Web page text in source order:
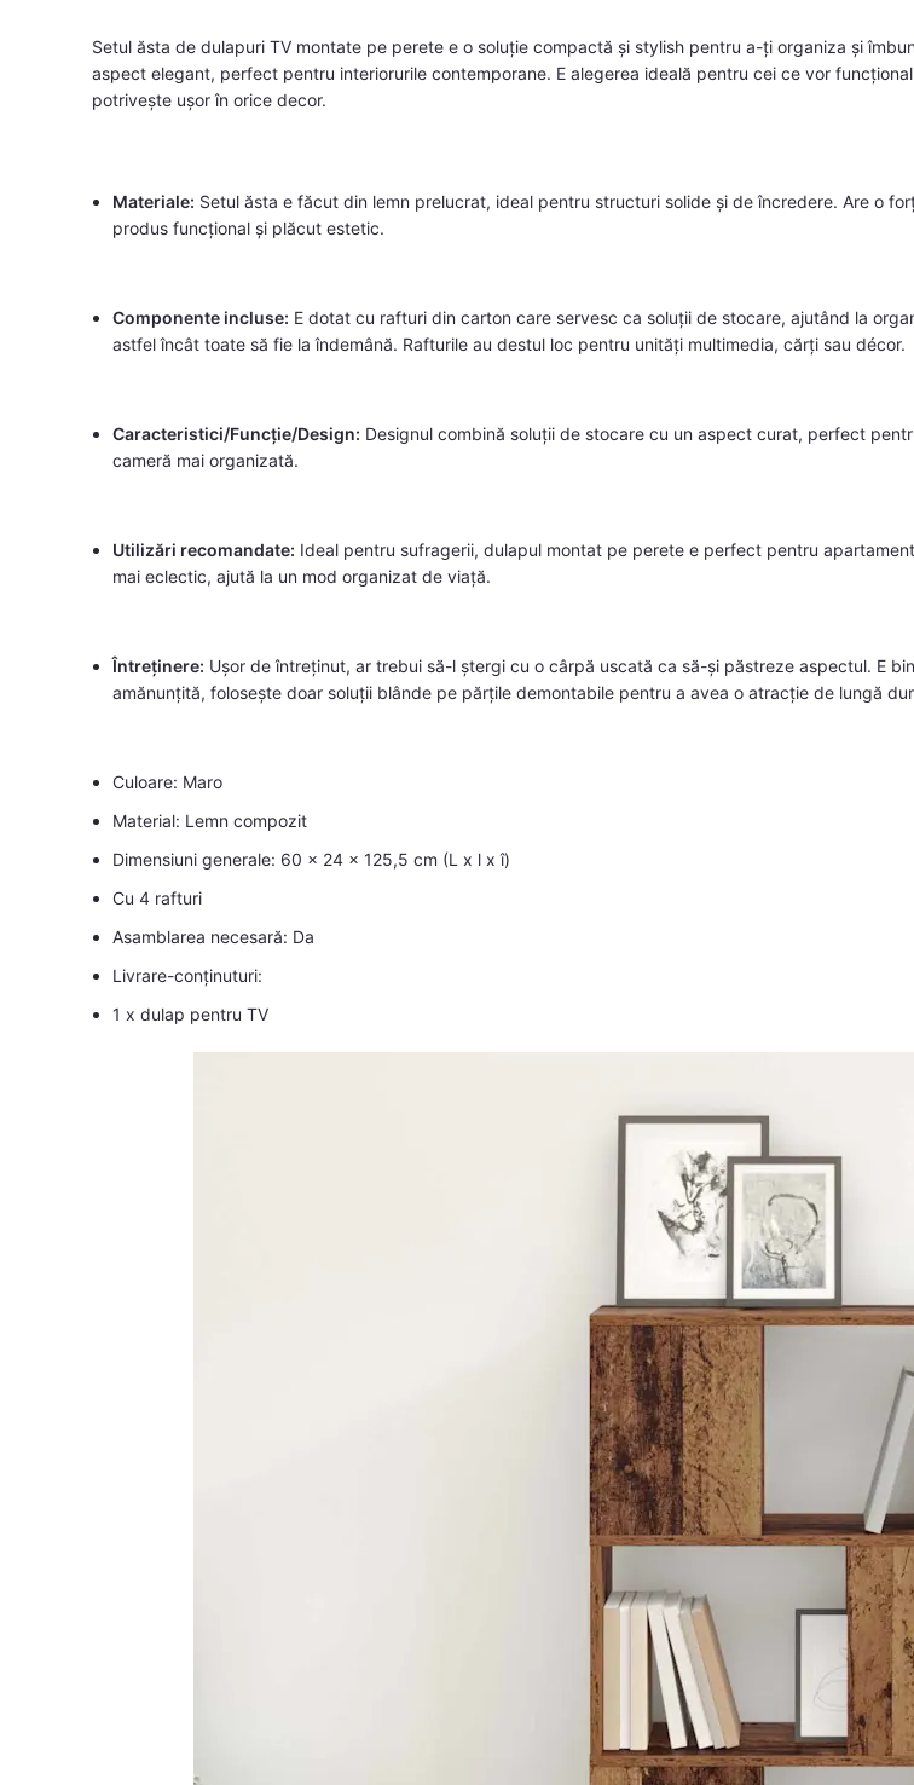
Setul ăsta de dulapuri TV montate pe perete e o soluție compactă și stylish pentru a-ți organiza și
aspect elegant, perfect pentru interiorurile contemporane. E alegerea ideală pentru cei ce vor
potrivește ușor în orice decor.
Materiale: Setul ăsta e făcut din lemn prelucrat, ideal pentru structuri solide și de încredere. Are o
produs funcțional și plăcut estetic.
Componente incluse: E dotat cu rafturi din carton care servesc ca soluții de stocare, ajutând la
astfel încât toate să fie la îndemână. Rafturile au destul loc pentru unități multimedia, cărți sau décor.
Caracteristici/Funcție/Design: Designul combină soluții de stocare cu un aspect curat, perfect
cameră mai organizată.
Utilizări recomandate: Ideal pentru sufragerii, dulapul montat pe perete e perfect pentru
mai eclectic, ajută la un mod organizat de viață.
Întreținere: Ușor de întreținut, ar trebui să-l ștergi cu o cârpă uscată ca să-și păstreze aspectul. E
amănunțită, folosește doar soluții blânde pe părțile demontabile pentru a avea o atracție de lungă
Culoare: Maro
Material: Lemn compozit
Dimensiuni generale: 60 x 24 x 125,5 cm (L x l x î)
Cu 4 rafturi
Asamblarea necesară: Da
Livrare-conținuturi:
1 x dulap pentru TV